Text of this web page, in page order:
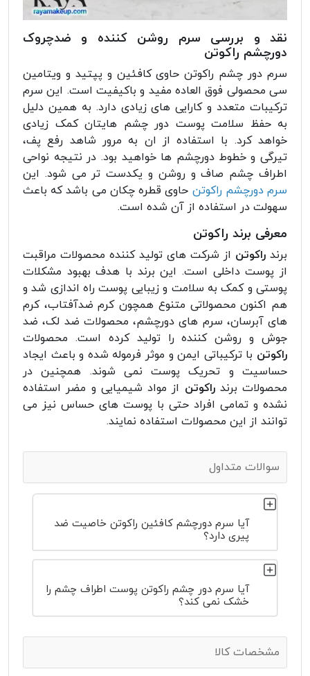
نقد و بررسی سرم روشن کننده و ضدچروک
دورچشم راکوتن
سرم دور چشم راکوتن حاوی کافئین و پپتید و ویتامین
سی محصولی فوق العاده مفید و باکیفیت است. این سرم
ترکیبات متعدد و کارایی های زیادی دارد. به همین دلیل
به حفظ سلامت پوست دور چشم هایتان کمک زیادی
خواهد کرد. با استفاده از ان به مرور شاهد رفع پف،
تیرگی و خطوط دورچشم ها خواهید بود. در نتیجه نواحی
اطراف چشم صاف و روشن و یکدست تر می شود. این
سرم دورچشم راکوتن حاوی قطره چکان می باشد که باعث
سهولت در استفاده از آن شده است.
معرفی برند راکوتن
برند راکوتن از شرکت های تولید کننده محصولات مراقبت
از پوست داخلی است. این برند با هدف بهبود مشکلات
پوستی و کمک به سلامت و زیبایی پوست راه اندازی شد و
هم اکنون محصولاتی متنوع همچون کرم ضدآفتاب، کرم
های آبرسان، سرم های دورچشم، محصولات ضد لک، ضد
جوش و روشن کننده را تولید کرده است. محصولات
راکوتن با ترکیباتی ایمن و موثر فرموله شده و باعث ایجاد
حساسیت و تحریک پوست نمی شوند. همچنین در
محصولات برندراکوتن از مواد شیمیایی و مضر استفاده
نشده و تمامی افراد حتی با پوست های حساس نیز می
توانند از این محصولات استفاده نمایند‌‌.
سوالات متداول
آیا سرم دورچشم کافئین راکوتن خاصیت ضد
پیری دارد؟
آیا سرم دور چشم راکوتن پوست اطراف چشم را
خشک نمی کند؟
مشخصات کالا